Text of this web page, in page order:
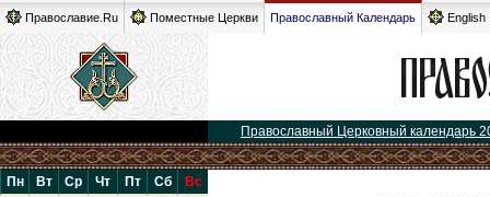
Православие.Ru Поместные Церкви Православный Календарь English
Православный Церковный календарь
Пн Вт Ср Чт Пт Сб
Вс